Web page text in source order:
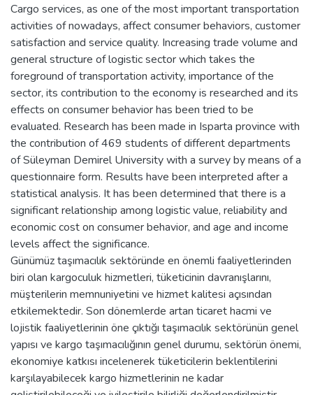
Cargo services, as one of the most important transportation
activities of nowadays, affect consumer behaviors, customer
satisfaction and service quality. Increasing trade volume and
general structure of logistic sector which takes the
foreground of transportation activity, importance of the
sector, its contribution to the economy is researched and its
effects on consumer behavior has been tried to be
evaluated. Research has been made in Isparta province with
the contribution of 469 students of different departments
of Süleyman Demirel University with a survey by means of a
questionnaire form. Results have been interpreted after a
statistical analysis. It has been determined that there is a
significant relationship among logistic value, reliability and
economic cost on consumer behavior, and age and income
levels affect the significance.
Günümüz taşımacılık sektöründe en önemli faaliyetlerinden
biri olan kargoculuk hizmetleri, tüketicinin davranışlarını,
müşterilerin memnuniyetini ve hizmet kalitesi açısından
etkilemektedir. Son dönemlerde artan ticaret hacmi ve
lojistik faaliyetlerinin öne çıktığı taşımacılık sektörünün genel
yapısı ve kargo taşımacılığının genel durumu, sektörün önemi,
ekonomiye katkısı incelenerek tüketicilerin beklentilerini
karşılayabilecek kargo hizmetlerinin ne kadar